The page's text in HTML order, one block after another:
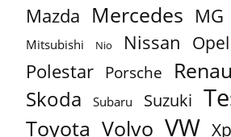
Mazda Mercedes MG
Mitsubishi Nio Nissan Opel
Polestar Porsche
Skoda Subaru Suzuki
Toyota Volvo VW